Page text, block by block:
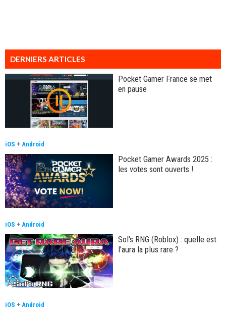
DERNIERS ARTICLES
Pocket Gamer France se met
en pause
iOS + Android
Pocket Gamer Awards 2025 :
les votes sont ouverts !
iOS + Android
Sol's RNG (Roblox) : quelle est
l'aura la plus rare ?
iOS + Android